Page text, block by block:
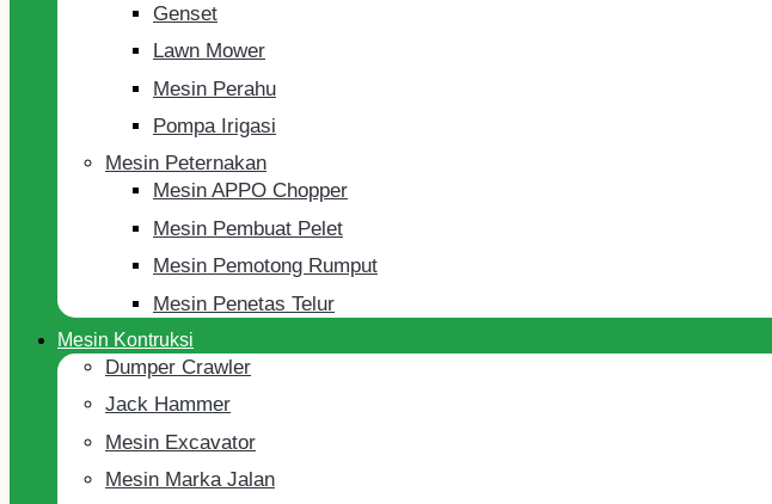
Genset
Lawn Mower
Mesin Perahu
Pompa Irigasi
Mesin Peternakan
Mesin APPO Chopper
Mesin Pembuat Pelet
Mesin Pemotong Rumput
Mesin Penetas Telur
Mesin Kontruksi
Dumper Crawler
Jack Hammer
Mesin Excavator
Mesin Marka Jalan